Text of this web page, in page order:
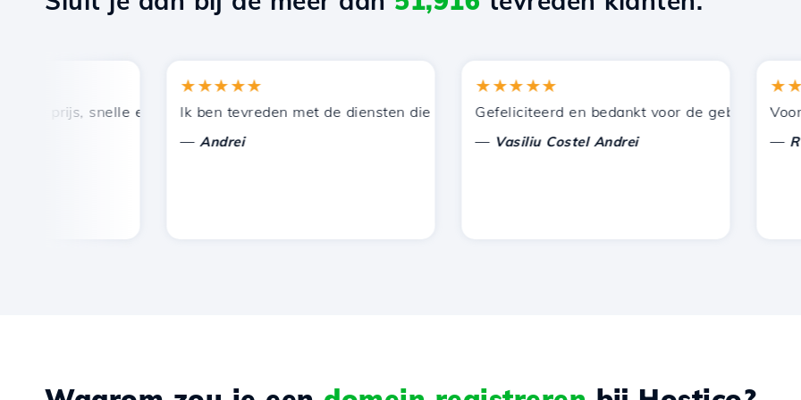
prijs, snelle en efficiënte technische ondersteuning.
★★★★★
Ik ben tevreden met de diensten die door Hostico worden aangeboden. Ik heb jullie
Andrei
★★★★★
Gefeliciteerd en bedankt voor de geboden
Vasiliu Costel Andrei
Voor